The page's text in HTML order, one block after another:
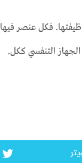
فكل عنصر فيها
التنفسي ككل.